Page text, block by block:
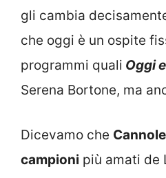
gli cambia
che oggi è un ospite
programmi quali Oggi
Serena Bortone, ma
Dicevamo che
campioni più amati de